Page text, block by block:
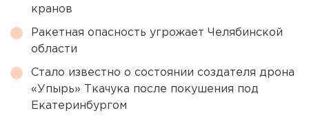
кранов
Ракетная опасность угрожает Челябинской
области
Стало известно о состоянии создателя дрона
«Упырь» Ткачука после покушения под
Екатеринбургом